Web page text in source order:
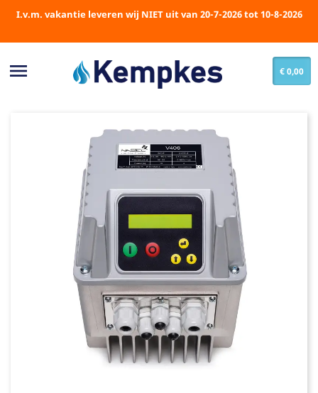
I.v.m. vakantie leveren wij NIET uit van 20-7-2026 tot 10-8-2026
 € 0,00